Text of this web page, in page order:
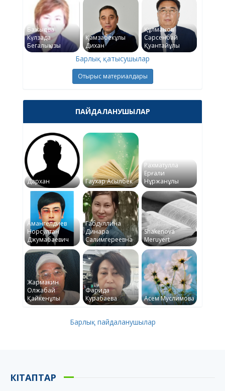
Бажықова
Күлзада
Бегалықызы
Қамзабекұлы
Дихан
Құлманов
Сәрсенбай
Қуантайұлы
Барлық қатысушылар
Отырыс материалдары
ПАЙДАЛАНУШЫЛАР
Дархан Гаухар Асылбек
Рахматулла
Ерғали
Нұржанұлы
Амангелдиев
Норсултан
Джумабаевич
Габдуллина
Динара
Салимгереевна
Shakenova
Meruyert
Жармакин
Олжабай
Қайкенұлы
Фарида
Курабаева
Асем Муслимова
Барлық пайдаланушылар
КІТАПТАР